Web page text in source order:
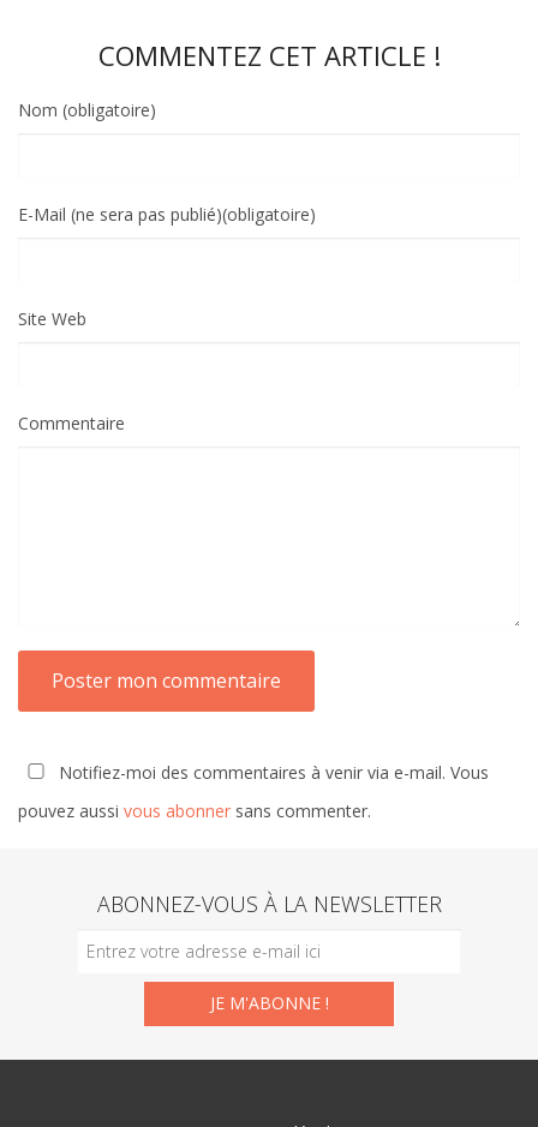
COMMENTEZ CET ARTICLE !
Nom (obligatoire)
E-Mail (ne sera pas publié)(obligatoire)
Site Web
Commentaire
Notifiez-moi des commentaires à venir via e-mail. Vous
pouvez aussi vous abonner sans commenter.
ABONNEZ-VOUS À LA NEWSLETTER